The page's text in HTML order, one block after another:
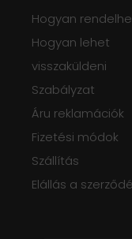
Hogyan
Hogyan lehet
visszaküldeni
Szabályzat
Áru reklamációk
Fizetési módok
Szállítás
Elállás a